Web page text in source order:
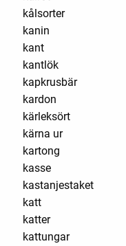
kålsorter
kanin
kant
kantlök
kapkrusbär
kardon
kärleksört
kärna ur
kartong
kasse
kastanjestaket
katt
katter
kattungar